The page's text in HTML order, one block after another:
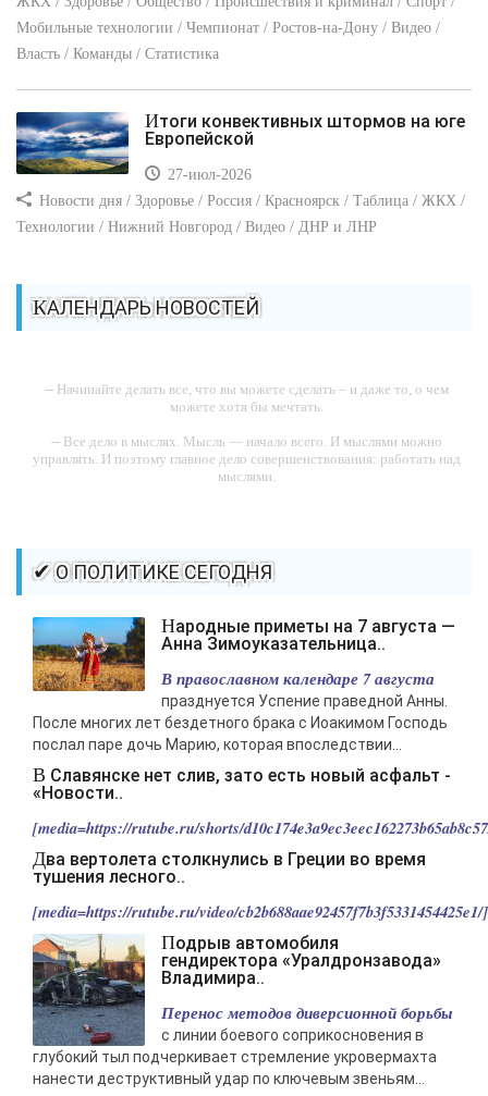
Мобильные технологии / Чемпионат / Ростов-на-Дону / Видео /
Власть / Команды / Статистика
Итоги конвективных штормов на юге
Европейской
27-июл-2026
Новости дня / Здоровье / Россия / Красноярск / Таблица / ЖКХ /
Технологии / Нижний Новгород / Видео / ДНР и ЛНР
КАЛЕНДАРЬ НОВОСТЕЙ
-- Начинайте делать все, что вы можете сделать – и даже то, о чем
можете хотя бы мечтать.
-- Все дело в мыслях. Мысль — начало всего. И мыслями можно
управлять. И поэтому главное дело совершенствования: работать над
мыслями.
-- Самое большое богатство — это ум. Самая большая нищета —
глупость. Из всех страхов самый пугающий — самолюбование.
-- Лучшее, что можно сделать с хорошим советом, это пропустить его
мимо ушей. Он никогда не бывает полезен никому, кроме того, кто его
дал.
-- Люблю давать советы и очень не люблю, когда их дают мне.
✔ О ПОЛИТИКЕ СЕГОДНЯ
Народные приметы на 7 августа —
Анна Зимоуказательница..
В православном календаре 7 августа
празднуется Успение праведной Анны.
После многих лет бездетного брака с Иоакимом Господь
послал паре дочь Марию, которая впоследствии...
В Славянске нет слив, зато есть новый асфальт -
«Новости..
[media=https://rutube.ru/shorts/
Два вертолета столкнулись в Греции во время
тушения лесного..
[media=https://rutube.ru/video/
Подрыв автомобиля
гендиректора «Уралдронзавода»
Владимира..
Перенос методов диверсионной борьбы
с линии боевого соприкосновения в
глубокий тыл подчеркивает стремление укровермахта
нанести деструктивный удар по ключевым звеньям...